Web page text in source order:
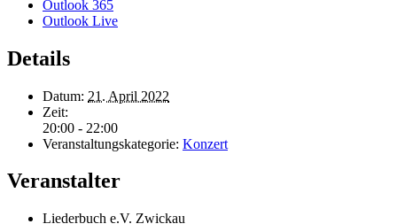
Outlook 365
Outlook Live
Details
Datum: 21. April 2022
Zeit:
20:00 - 22:00
Veranstaltungskategorie: Konzert
Veranstalter
Liederbuch e.V. Zwickau